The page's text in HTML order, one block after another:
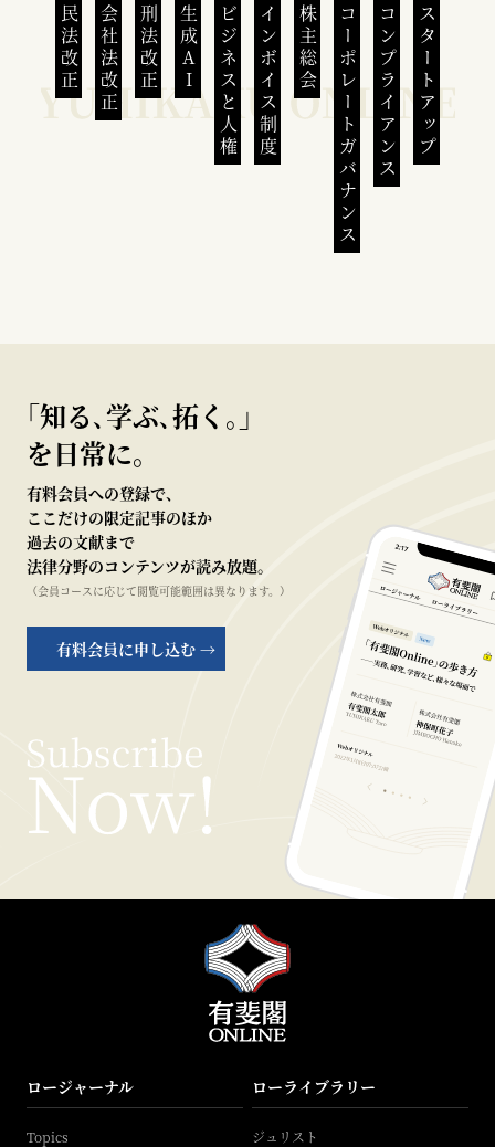
民法改正 会社法改正 刑法改正 生成AI ビジネスと人権インボイス制度 株主総会 コーポレートガバナンスコンプライアンススタートアップ
｢知る､学ぶ､拓く｡｣
を日常に。
有料会員への登録で、
ここだけの限定記事のほか
過去の文献まで
法律分野のコンテンツが読み放題。
（会員コースに応じて閲覧可能範囲は異なります。）
有料会員に申し込む →
ロージャーナル
Topics
ローライブラリー
ジュリスト